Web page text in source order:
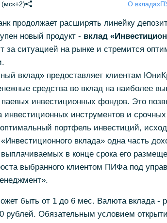
О вкладах
продолжает расширять линейку
новый продукт - вклад
за ситуацией на рынке и стремится
вклад» предоставляет клиентам
средства во вклад на наиболее
инвестиционных фондов. Это
инструментов и
портфель инвестиций,
вклада» одна часть
в конце срока его
выбранного клиентом ПИФа под
быть от 1 до 6 мес. Валюта вклада
рублей. Обязательным условием